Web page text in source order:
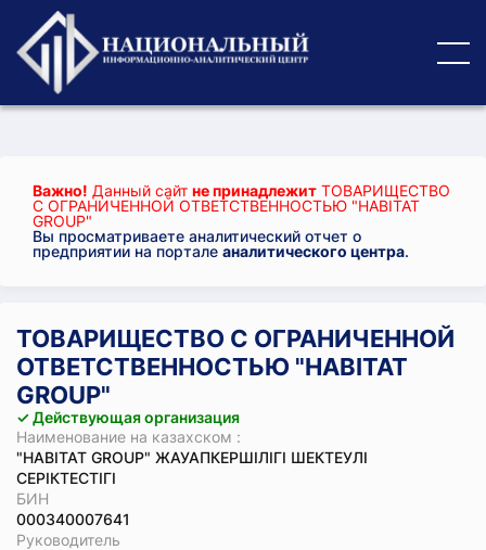
Важно! Данный сайт не принадлежит ТОВАРИЩЕСТВО
С ОГРАНИЧЕННОЙ ОТВЕТСТВЕННОСТЬЮ "HABITAT
GROUP"
Вы просматриваете аналитический отчет о
предприятии на портале аналитического центра.
ТОВАРИЩЕСТВО С ОГРАНИЧЕННОЙ
ОТВЕТСТВЕННОСТЬЮ "HABITAT
GROUP"
✓ Действующая организация
Наименование на казахском :
"HABITAT GROUP" ЖАУАПКЕРШІЛІГІ ШЕКТЕУЛІ
СЕРІКТЕСТІГІ
БИН
000340007641
Руководитель